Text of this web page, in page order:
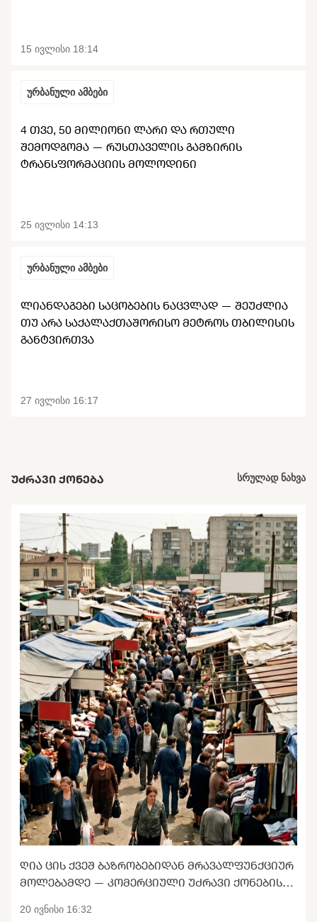
15 ივლისი 18:14
ურბანული ამბები
4 ᲗᲕᲔ, 50 ᲛᲘᲚᲘᲝᲜᲘ ᲚᲐᲠᲘ ᲓᲐ ᲠᲗᲣᲚᲘ
ᲨᲔᲛᲝᲓᲒᲝᲛᲐ — ᲠᲣᲡᲗᲐᲕᲔᲚᲘᲡ ᲒᲐᲛᲖᲘᲠᲘᲡ
ᲢᲠᲐᲜᲡᲤᲝᲠᲛᲐᲪᲘᲘᲡ ᲛᲝᲚᲝᲓᲘᲜᲘ
25 ივლისი 14:13
ურბანული ამბები
ᲚᲘᲐᲜᲓᲐᲒᲔᲑᲘ ᲡᲐᲪᲝᲑᲔᲑᲘᲡ ᲜᲐᲪᲕᲚᲐᲓ — ᲨᲔᲣᲫᲚᲘᲐ
ᲗᲣ ᲐᲠᲐ ᲡᲐᲥᲐᲚᲐᲥᲗᲐᲨᲝᲠᲘᲡᲝ ᲛᲔᲢᲠᲝᲡ ᲗᲑᲘᲚᲘᲡᲘᲡ
ᲒᲐᲜᲢᲕᲘᲠᲗᲕᲐ
27 ივლისი 16:17
ᲣᲫᲠᲐᲕᲘ ᲥᲝᲜᲔᲑᲐ სრულად ნახვა
ᲦᲘᲐ ᲪᲘᲡ ᲥᲕᲔᲨ ᲑᲐᲖᲠᲝᲑᲔᲑᲘᲓᲐᲜ ᲛᲠᲐᲕᲐᲚᲤᲣᲜᲥᲪᲘᲣᲠ
ᲛᲝᲚᲔᲑᲐᲛᲓᲔ — ᲙᲝᲛᲔᲠᲪᲘᲣᲚᲘ ᲣᲫᲠᲐᲕᲘ ᲥᲝᲜᲔᲑᲘᲡ
20 ივნისი 16:32